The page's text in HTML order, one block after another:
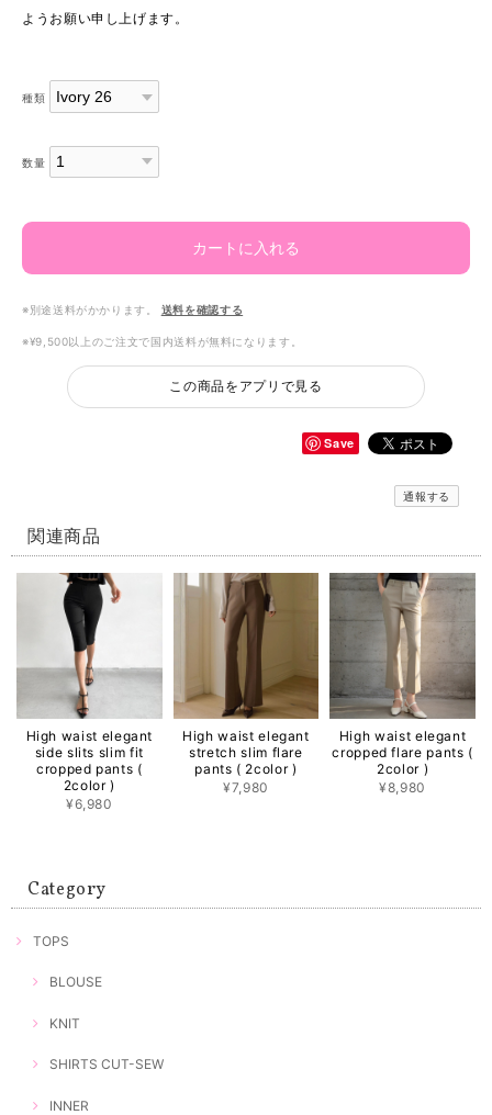
ようお願い申し上げます。
種類
数量
カートに入れる
※別途送料がかかります。 送料を確認する
※¥9,500以上のご注文で国内送料が無料になります。
この商品をアプリで見る
Save
通報する
関連商品
High waist elegant
side slits slim fit
cropped pants (
2color )
¥6,980
High waist elegant
stretch slim flare
pants ( 2color )
¥7,980
High waist elegant
cropped flare pants (
2color )
¥8,980
Category
TOPS
BLOUSE
KNIT
SHIRTS CUT-SEW
INNER